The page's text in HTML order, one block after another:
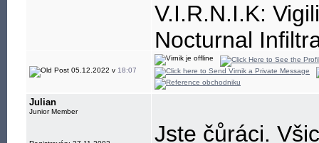
V.I.R.N.I.K:
Nocturnal
Resistance is,
05.12.2022 v 18:07
Julian
Junior Member
Jste čůráci.